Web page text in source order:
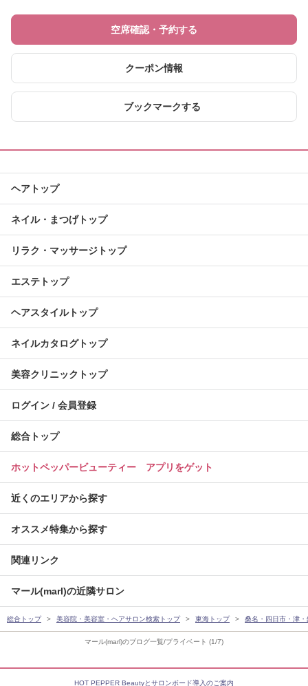
マール(marl)のブログ一覧/プライベート (1/7)
空席確認・予約する
クーポン情報
ブックマークする
ヘアトップ
ネイル・まつげトップ
リラク・マッサージトップ
エステトップ
ヘアスタイルトップ
ネイルカタログトップ
美容クリニックトップ
ログイン / 会員登録
総合トップ
ホットペッパービューティー アプリをゲット
近くのエリアから探す
オススメ特集から探す
関連リンク
マール(marl)の近隣サロン
総合トップ 美容院・美容室・ヘアサロン検索トップ 東海トップ 桑名・四日市・津
HOT PEPPER Beautyとサロンボード導入のご案内